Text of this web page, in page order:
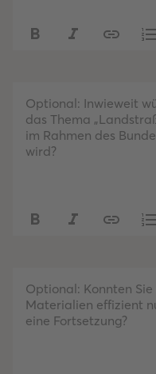
Optional: Inwieweit
das Thema
im Rahmen des
wird?
Optional: Konnten
Materialien effizient
eine Fortsetzung?